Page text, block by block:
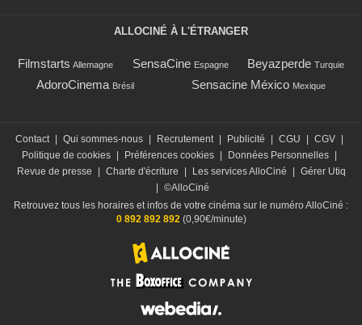
ALLOCINÉ À L'ÉTRANGER
Filmstarts Allemagne SensaCine Espagne Beyazperde Turquie
AdoroCinema Brésil Sensacine México Mexique
Contact | Qui sommes-nous | Recrutement | Publicité | CGU | CGV |
Politique de cookies | Préférences cookies | Données Personnelles |
Revue de presse
| Charte d'écriture | Les services AlloCiné | Gérer Utiq
| ©AlloCiné
Retrouvez tous les horaires et infos de votre cinéma sur le numéro AlloCiné :
0 892 892 892 (0,90€/minute)